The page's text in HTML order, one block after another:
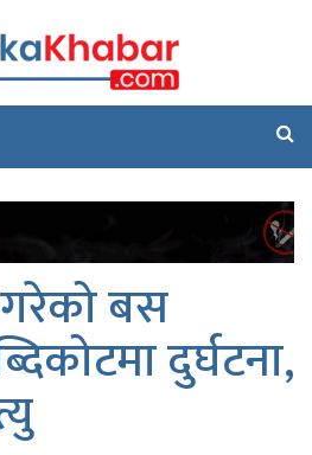
बस
दुर्घटना,